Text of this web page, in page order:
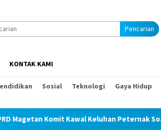
Pencarian
KONTAK KAMI
Sosial Teknologi Gaya Hidup
Keluhan Peternak Soal Harga Pakan dan